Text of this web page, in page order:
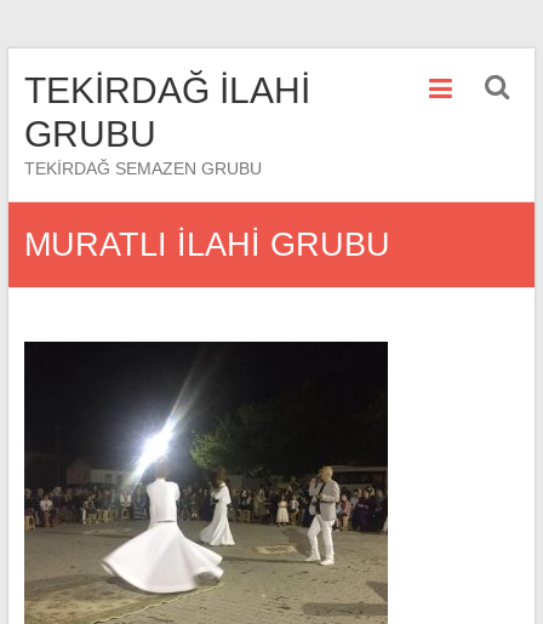
TEKİRDAĞ İLAHİ
GRUBU
TEKİRDAĞ SEMAZEN GRUBU
MURATLI İLAHİ GRUBU